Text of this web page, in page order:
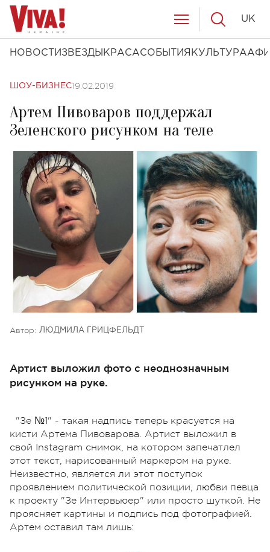
НОВОСТИ ЗВЕЗДЫ КРАСАСОБЫТИЯ КУЛЬТУРА
UK
ШОУ-БИЗНЕС19.02.2019
Артем Пивоваров поддержал
Зеленского рисунком на теле
Автор: ЛЮДМИЛА ГРИЦФЕЛЬДТ
Артист выложил фото с неоднозначным
рисунком на руке.
"Зе №1" - такая надпись теперь красуется на
кисти Артема Пивоварова. Артист выложил в
свой Instagram снимок, на котором запечатлел
этот текст, нарисованный маркером на руке.
Неизвестно, является ли этот поступок
проявлением политической позиции, любви певца
к проекту "Зе Интервьюер" или просто шуткой. Не
проясняет картины и подпись под фотографией.
Артем оставил там лишь: